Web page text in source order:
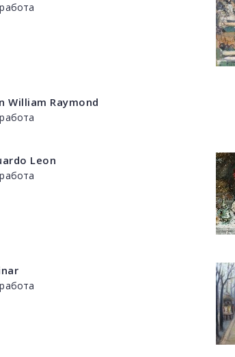
William Raymond
Leon